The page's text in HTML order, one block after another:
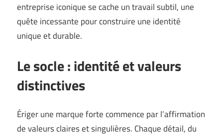
entreprise iconique se cache un travail subtil, une
quête incessante pour construire une identité
unique et durable.
Le socle : identité et valeurs
distinctives
Ériger une marque forte commence par l’affirmation
de valeurs claires et singulières. Chaque détail, du